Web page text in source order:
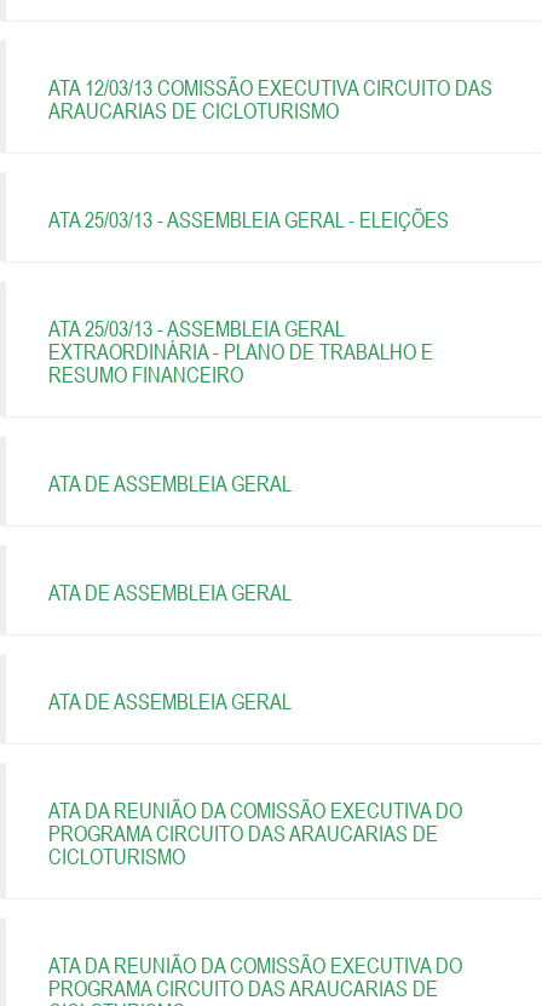
ATA 12/03/13 COMISSÃO EXECUTIVA CIRCUITO DAS
ARAUCARIAS DE CICLOTURISMO
ATA 25/03/13 - ASSEMBLEIA GERAL - ELEIÇÕES
ATA 25/03/13 - ASSEMBLEIA GERAL
EXTRAORDINÁRIA - PLANO DE TRABALHO E
RESUMO FINANCEIRO
ATA DE ASSEMBLEIA GERAL
ATA DE ASSEMBLEIA GERAL
ATA DE ASSEMBLEIA GERAL
ATA DA REUNIÃO DA COMISSÃO EXECUTIVA DO
PROGRAMA CIRCUITO DAS ARAUCARIAS DE
CICLOTURISMO
ATA DA REUNIÃO DA COMISSÃO EXECUTIVA DO
PROGRAMA CIRCUITO DAS ARAUCARIAS DE